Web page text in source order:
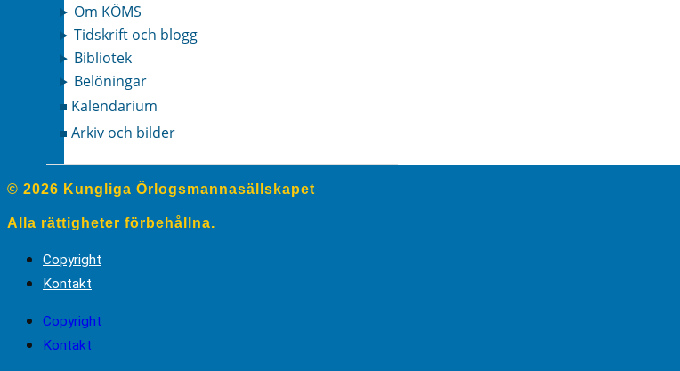
Om KÖMS
Tidskrift och blogg
Bibliotek
Belöningar
Kalendarium
Arkiv och bilder
© 2026 Kungliga Örlogsmannasällskapet
Alla rättigheter förbehållna.
Copyright
Kontakt
Copyright
Kontakt